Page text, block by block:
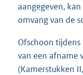
aangegeven,
omvang van de
Ofschoon tijdens
van een afname
(Kamerstukken